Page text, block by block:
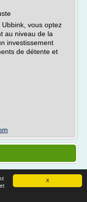
X
vous optez
au niveau de la
investissement
de détente et